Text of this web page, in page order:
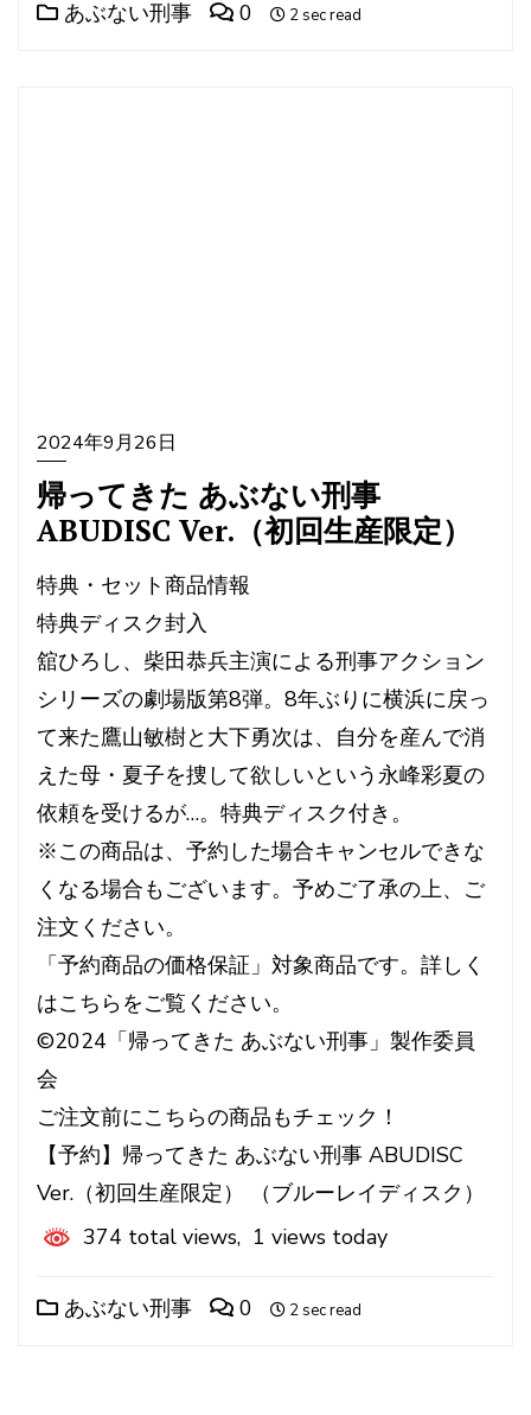
あぶない刑事 0 2 sec read
2024年9月26日
帰ってきた あぶない刑事
ABUDISC Ver.（初回生産限定）
特典・セット商品情報
特典ディスク封入
舘ひろし、柴田恭兵主演による刑事アクション
シリーズの劇場版第8弾。8年ぶりに横浜に戻っ
て来た鷹山敏樹と大下勇次は、自分を産んで消
えた母・夏子を捜して欲しいという永峰彩夏の
依頼を受けるが…。特典ディスク付き。
※この商品は、予約した場合キャンセルできな
くなる場合もございます。予めご了承の上、ご
注文ください。
「予約商品の価格保証」対象商品です。詳しく
はこちらをご覧ください。
©2024「帰ってきた あぶない刑事」製作委員
会
ご注文前にこちらの商品もチェック！
【予約】帰ってきた あぶない刑事 ABUDISC
Ver.（初回生産限定） （ブルーレイディスク）
374 total views, 1 views today
あぶない刑事 0 2 sec read